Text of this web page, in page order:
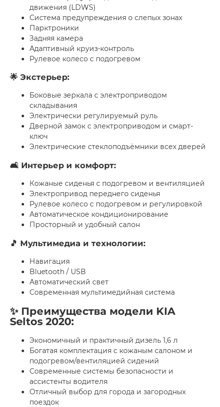
движения (LDWS)
Система предупреждения о слепых зонах
Парктроники
Задняя камера
Адаптивный круиз-контроль
Рулевое колесо с подогревом
🌟 Экстерьер:
Боковые зеркала с электроприводом
складывания
Электрически регулируемый руль
Дверной замок с электроприводом и смарт-
ключ
Электрические стеклоподъёмники всех дверей
🛋 Интерьер и комфорт:
Кожаные сиденья с подогревом и вентиляцией
Электропривод переднего сиденья
Рулевое колесо с подогревом и регулировкой
Автоматическое кондиционирование
Просторный и удобный салон
🎵 Мультимедиа и технологии:
Навигация
Bluetooth / USB
Автоматический свет
Современная мультимедийная система
✨ Преимущества модели KIA
Seltos 2020:
Экономичный и практичный дизель 1,6 л
Богатая комплектация с кожаным салоном и
подогревом/вентиляцией сидений
Современные системы безопасности и
ассистенты водителя
Отличный выбор для города и загородных
поездок